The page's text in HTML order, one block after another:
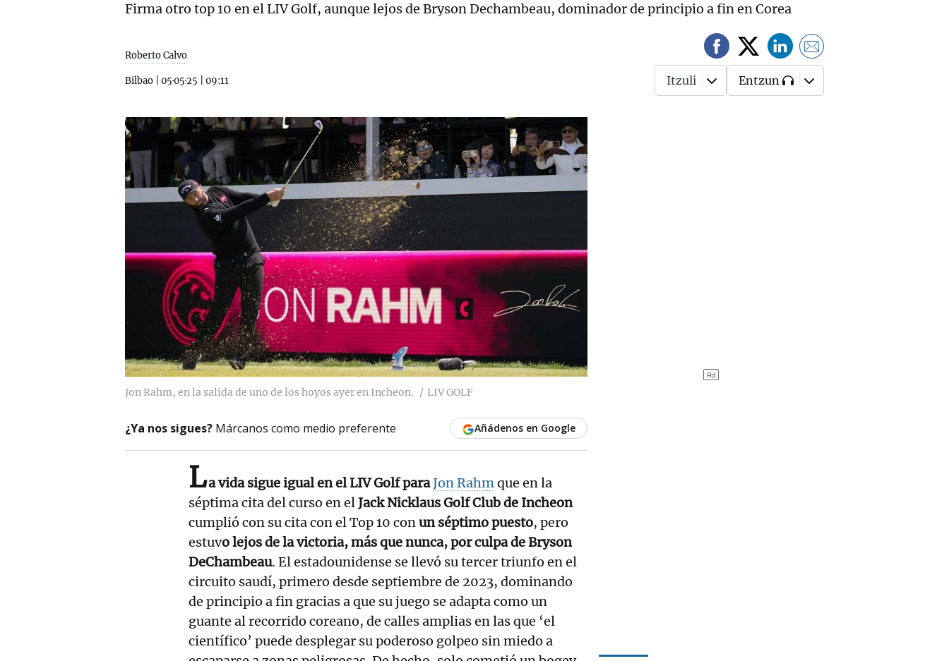
Firma otro top 10 en el LIV Golf, aunque lejos de Bryson Dechambeau, dominador de principio a fin en Corea
Roberto Calvo
Bilbao 05·05·25 09:11 Itzuli Entzun
Jon Rahm, en la salida de uno de los hoyos ayer en Incheon. LIV GOLF
¿Ya nos sigues? Márcanos como medio preferente Añádenos en Google
La vida sigue igual en el LIV Golf paraJon Rahmque en la
séptima cita del curso en elJack Nicklaus Golf Club de Incheon
cumplió con su cita con el Top 10 conun séptimo puesto, pero
estuvo lejos de la victoria, más que nunca, por culpa de Bryson
DeChambeau. El estadounidense se llevó su tercer triunfo en el
circuito saudí, primero desde septiembre de 2023, dominando
de principio a fin gracias a que su juego se adapta como un
guante al recorrido coreano, de calles amplias en las que ‘el
científico’ puede desplegar su poderoso golpeo sin miedo a